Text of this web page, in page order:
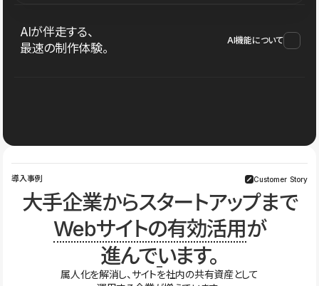
AIが伴走する、
最速の制作体験。
AI機能について
導入事例 Customer Story
大手企業からスタートアップまで
Webサイトの有効活用が
進んでいます。
属人化を解消し、サイトを社内の共有資産として